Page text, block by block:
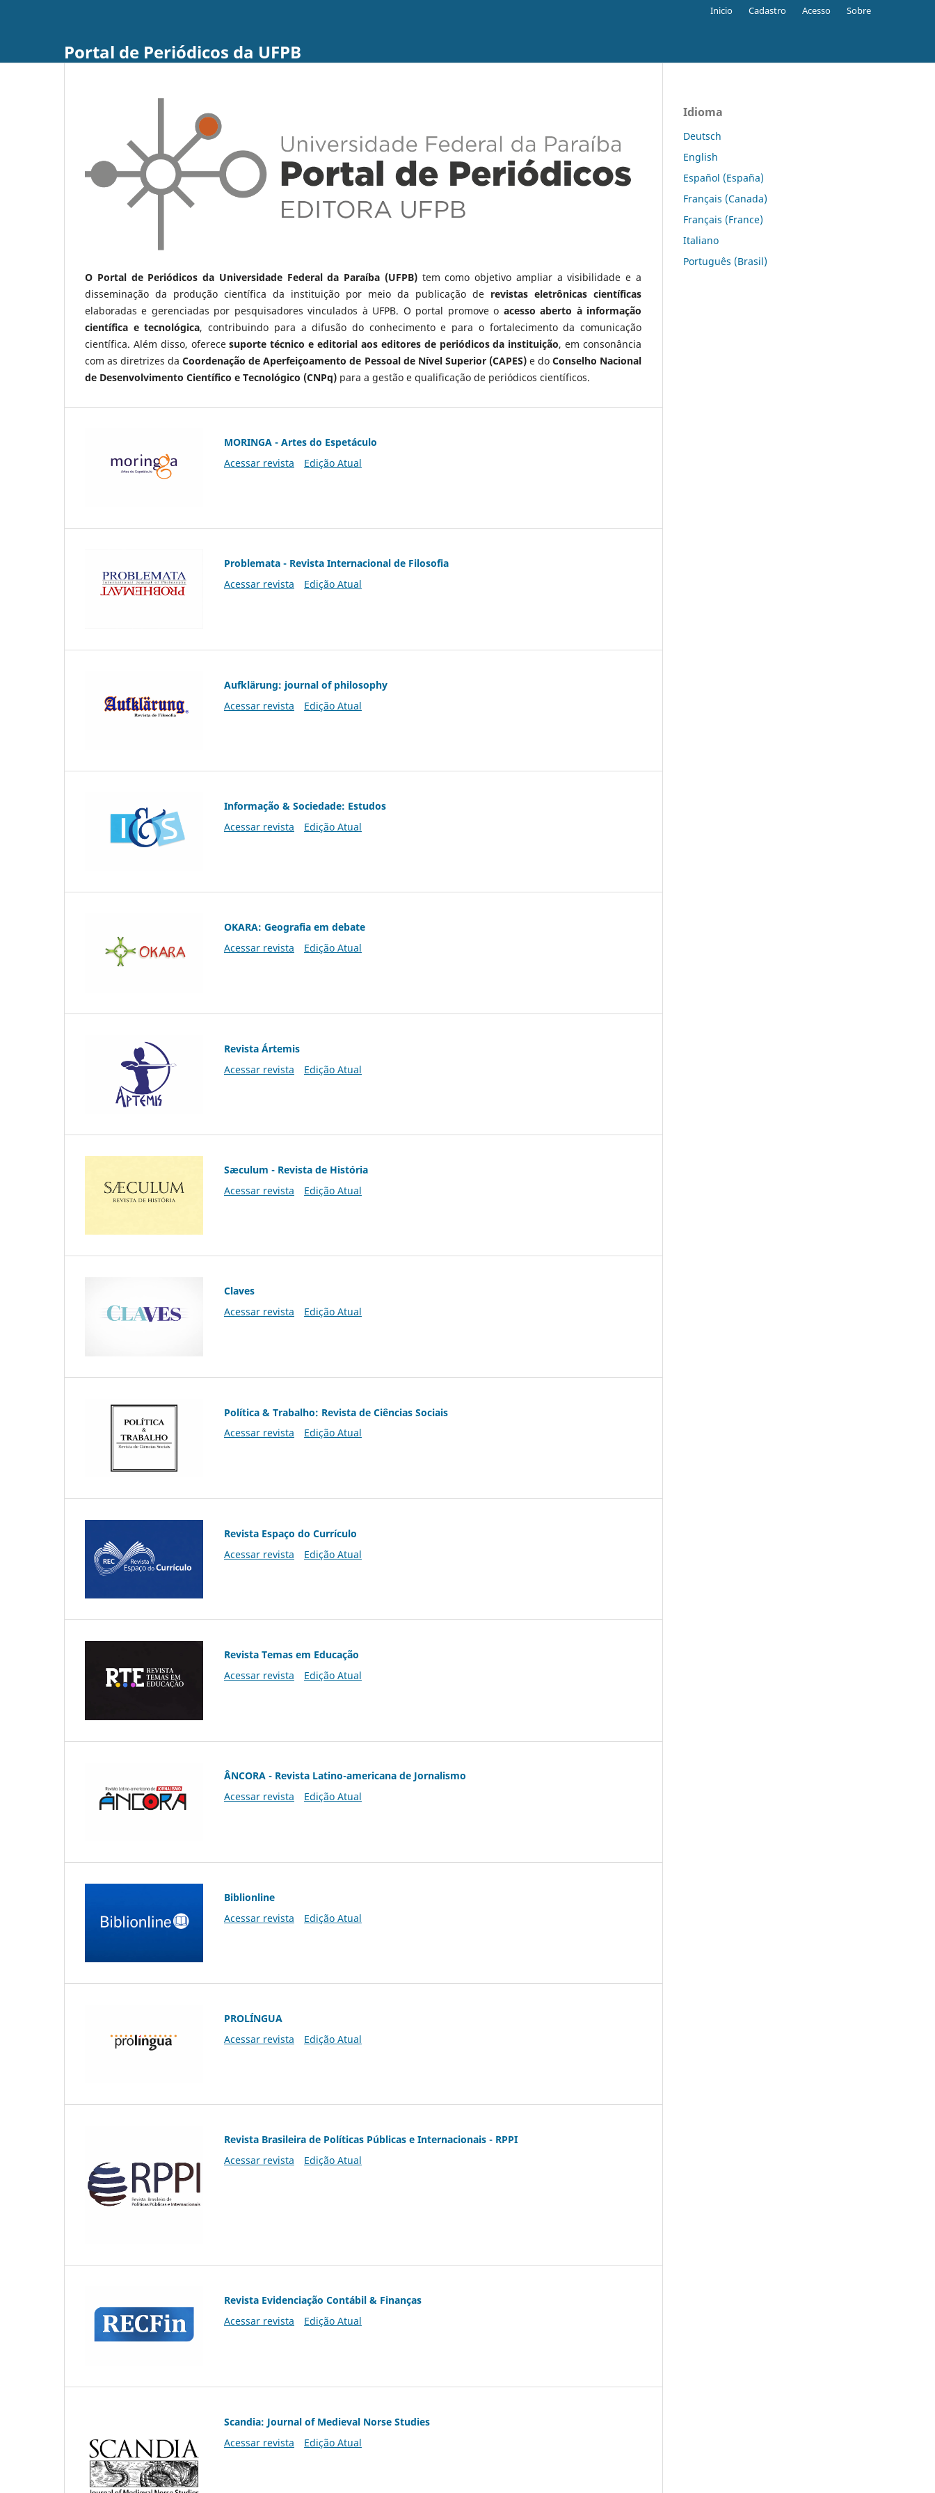
Portal de Periódicos da UFPB
Inicio Cadastro Acesso Sobre
O Portal de Periódicos da Universidade Federal da Paraíba (UFPB)tem como objetivo ampliar a visibilidade e a
disseminação da produção científica da instituição por meio da publicação de revistas eletrônicas científicas
elaboradas e gerenciadas por pesquisadores vinculados à UFPB. O portal promove o acesso aberto à informação
científica e tecnológica, contribuindo para a difusão do conhecimento e para o fortalecimento da comunicação
científica. Além disso, oferecesuporte técnico e editorial aos editores de periódicos da instituição, em consonância
com as diretrizes daCoordenação de Aperfeiçoamento de Pessoal de Nível Superior (CAPES)e do Conselho Nacional
de Desenvolvimento Científico e Tecnológico (CNPq) para a gestão e qualificação de periódicos científicos.
MORINGA - Artes do Espetáculo
Acessar revista
Edição Atual
Problemata - Revista Internacional de Filosofia
Acessar revista
Edição Atual
Aufklärung: journal of philosophy
Acessar revista
Edição Atual
Informação & Sociedade: Estudos
Acessar revista
Edição Atual
OKARA: Geografia em debate
Acessar revista
Edição Atual
Revista Ártemis
Acessar revista
Edição Atual
Sæculum - Revista de História
Acessar revista
Edição Atual
Claves
Acessar revista
Edição Atual
Política & Trabalho: Revista de Ciências Sociais
Acessar revista
Edição Atual
Revista Espaço do Currículo
Acessar revista
Edição Atual
Revista Temas em Educação
Acessar revista
Edição Atual
ÂNCORA - Revista Latino-americana de Jornalismo
Acessar revista
Edição Atual
Biblionline
Acessar revista
Edição Atual
PROLÍNGUA
Acessar revista
Edição Atual
Revista Brasileira de Políticas Públicas e Internacionais - RPPI
Acessar revista
Edição Atual
Revista Evidenciação Contábil & Finanças
Acessar revista
Edição Atual
Scandia: Journal of Medieval Norse Studies
Acessar revista
Edição Atual
Idioma
Deutsch
English
Español (España)
Français (Canada)
Français (France)
Italiano
Português (Brasil)